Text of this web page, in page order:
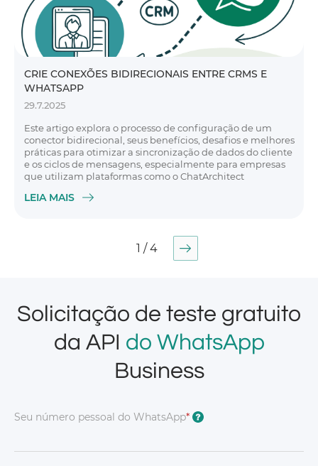
CRIE CONEXÕES BIDIRECIONAIS ENTRE CRMS E
WHATSAPP
29.7.2025
Este artigo explora o processo de configuração de um
conector bidirecional, seus benefícios, desafios e melhores
práticas para otimizar a sincronização de dados do cliente
e os ciclos de mensagens, especialmente para empresas
que utilizam plataformas como o ChatArchitect
LEIA MAIS
1 / 4
Solicitação de teste gratuito
da API do WhatsApp
Business
Seu número pessoal do WhatsApp* ?